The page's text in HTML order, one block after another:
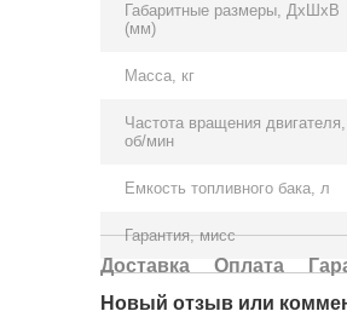
Габаритные размеры, ДхШхВ
(мм)
Масса, кг
Частота вращения двигателя,
об/мин
Емкость топливного бака, л
Гарантия, мисс
Доставка Оплата
Новый отзыв или